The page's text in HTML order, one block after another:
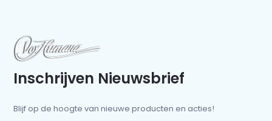
Inschrijven Nieuwsbrief
Blijf op de hoogte van nieuwe producten en acties!